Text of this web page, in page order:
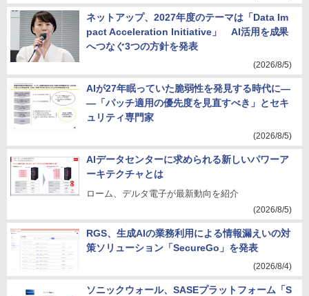
ネットアップ、2027年度のテーマは「Data Im
pact Acceleration Initiative」 AI活用を成果
へつなぐ3つの方針を発表
(2026/8/5)
AIが27年眠っていた脆弱性を発見する時代に―
―「パッチ適用の優先度を見直すべき」とセキ
ュリティ専門家
(2026/8/5)
AIデータセンターに求められる新しいパワーア
ーキテクチャとは
ローム、デルタ電子が最新動向を紹介
(2026/8/5)
RGS、生成AIの業務利用による情報漏えいの対
策ソリューション「SecureGo」を発表
(2026/8/4)
ソニックウォール、SASEプラットフォーム「S